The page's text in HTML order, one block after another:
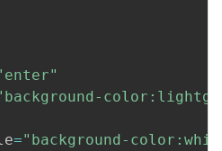
="background-